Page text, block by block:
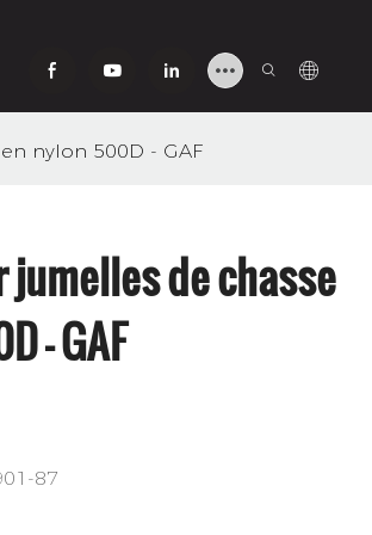
nylon 500D - GAF
de chasse
- GAF
87